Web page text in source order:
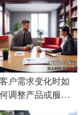
客户需求变化时如
何调整产品或服务
策略